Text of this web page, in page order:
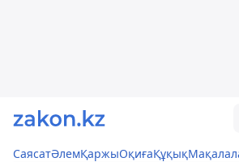
СаясатӘлемҚаржыОқиғаҚұқық